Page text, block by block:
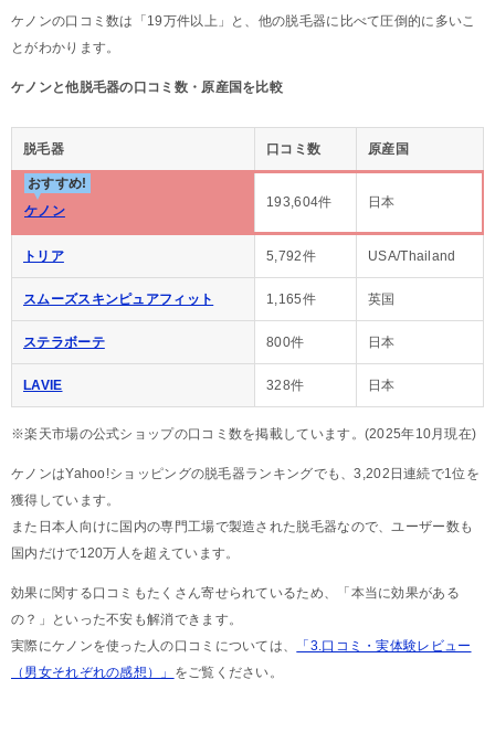
ケノンの口コミ数は「19万件以上」と、他の脱毛器に比べて圧倒的に多いこ
とがわかります。
ケノンと他脱毛器の口コミ数・原産国を比較
脱毛器 口コミ数 原産国
おすすめ!
ケノン
193,604件 日本
トリア 5,792件 USA/Thailand
スムーズスキンピュアフィット 1,165件 英国
ステラボーテ 800件 日本
LAVIE 328件 日本
※楽天市場の公式ショップの口コミ数を掲載しています。(2025年10月現在)
ケノンはYahoo!ショッピングの脱毛器ランキングでも、3,202日連続で1位を
獲得しています。
また日本人向けに国内の専門工場で製造された脱毛器なので、ユーザー数も
国内だけで120万人を超えています。
効果に関する口コミもたくさん寄せられているため、「本当に効果がある
の？」といった不安も解消できます。
実際にケノンを使った人の口コミについては、
「3.口コミ・実体験レビュー
（男女それぞれの感想）」 をご覧ください。